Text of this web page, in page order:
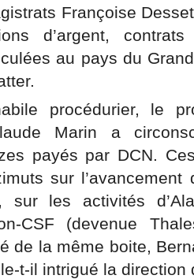
Françoise
d’argent, contrats
au pays du
procédurier, le
Marin a
payés par DCN.
sur
sur les activités
CSF (devenue
de la même boite,
t-il intrigué la direction